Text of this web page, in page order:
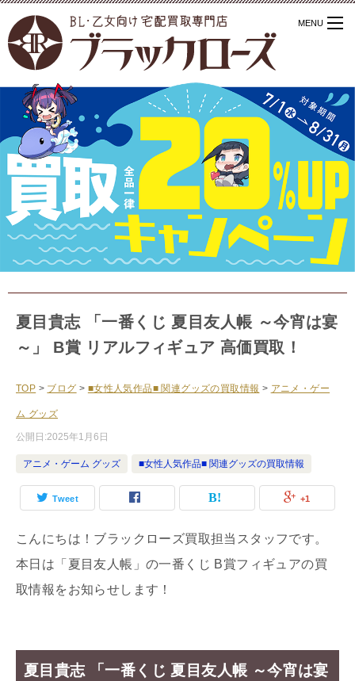
夏目貴志 「一番くじ 夏目友人帳 ～今宵は宴
～」 B賞 リアルフィギュア 高価買取！
TOP > ブログ > ■女性人気作品■ 関連グッズの買取情報 > アニメ・ゲー
ム グッズ
公開日:2025年1月6日
アニメ・ゲーム グッズ ■女性人気作品■ 関連グッズの買取情報
Tweet +1
こんにちは！ブラックローズ買取担当スタッフです。
本日は「夏目友人帳」の一番くじ B賞フィギュアの買
取情報をお知らせします！
夏目貴志 「一番くじ 夏目友人帳 ～今宵は宴